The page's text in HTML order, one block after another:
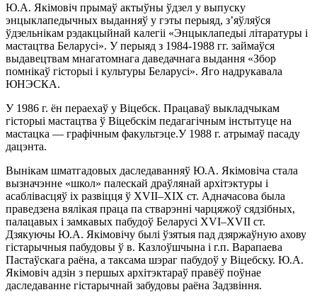
Ю.А. Якімовіч прымаў актыўны ўдзел у выпуску
энцыклапедычных выданняў у гэты перыяд, з’яўляўся
ўдзельнікам рэдакцыйнай калегіі «Энцыклапедыі літаратуры і
мастацтва Беларусі». У перыяд з 1984-1988 гг. займаўся
выдавецтвам мнагатомнага даведачнага выдання «Збор
помнікаў гісторыі і культуры Беларусі». Яго надрукавала
ЮНЭСКА.
У 1986 г. ён пераехаў у Віцебск. Працаваў выкладчыкам
гісторыі мастацтва ў Віцебскім педагагічным інстытуце на
мастацка — графічным факультэце.У 1988 г. атрымаў пасаду
дацэнта.
Вынікам шматгадовых даследаванняў Ю.А. Якімовіча стала
вызначэнне «школ» палескай драўлянай архітэктуры і
асаблівасцяў іх развіцця ў XVII–XIX ст. Адначасова была
праведзена вялікая праца па стварэнні чарцяжоў сядзібных,
палацавых і замкавых пабудоў Беларусі XVI–XVII ст.
Дзякуючы Ю.А. Якімовічу былі ўзятыя пад дзяржаўную ахову
гістарычныя пабудовы ў в. Казлоўшчына і г.п. Варапаева
Пастаўскага раёна, а таксама шэраг пабудоў у Віцебску. Ю.А.
Якімовіч адзін з першых архітэктараў правёў поўнае
даследаванне гістарычнай забудовы раёна Задзвіння.